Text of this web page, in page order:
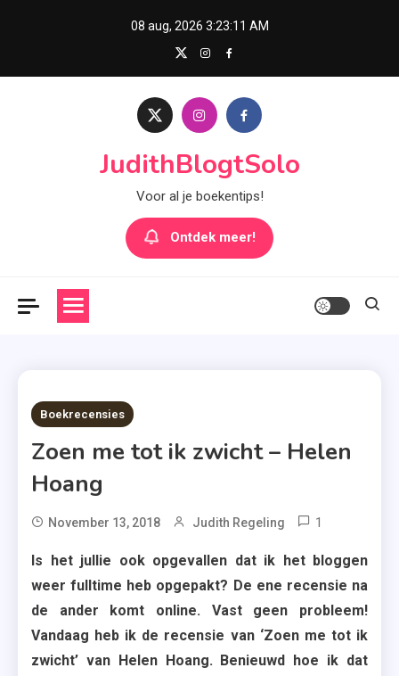
08 aug, 2026 3:23:12 AM
JudithBlogtSolo
Voor al je boekentips!
Ontdek meer!
7 MINS READ
Boekrecensies
Zoen me tot ik zwicht – Helen
Hoang
November 13, 2018 Judith Regeling 1
,
Helen
Hoang
,
House
Is het jullie ook opgevallen dat ik het bloggen
weer fulltime heb opgepakt? De ene recensie na
de ander komt online. Vast geen probleem!
Vandaag heb ik de recensie van ‘Zoen me tot ik
zwicht’ van Helen Hoang. Benieuwd hoe ik dat